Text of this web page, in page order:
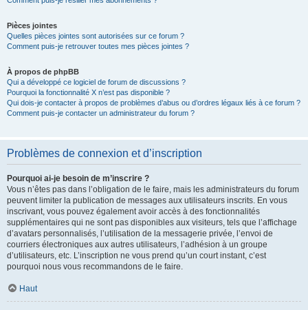
Pièces jointes
Quelles pièces jointes sont autorisées sur ce forum ?
Comment puis-je retrouver toutes mes pièces jointes ?
À propos de phpBB
Qui a développé ce logiciel de forum de discussions ?
Pourquoi la fonctionnalité X n’est pas disponible ?
Qui dois-je contacter à propos de problèmes d’abus ou d’ordres légaux liés à ce forum ?
Comment puis-je contacter un administrateur du forum ?
Problèmes de connexion et d’inscription
Pourquoi ai-je besoin de m’inscrire ?
Vous n’êtes pas dans l’obligation de le faire, mais les administrateurs du forum
peuvent limiter la publication de messages aux utilisateurs inscrits. En vous
inscrivant, vous pouvez également avoir accès à des fonctionnalités
supplémentaires qui ne sont pas disponibles aux visiteurs, tels que l’affichage
d’avatars personnalisés, l’utilisation de la messagerie privée, l’envoi de
courriers électroniques aux autres utilisateurs, l’adhésion à un groupe
d’utilisateurs, etc. L’inscription ne vous prend qu’un court instant, c’est
pourquoi nous vous recommandons de le faire.
Haut